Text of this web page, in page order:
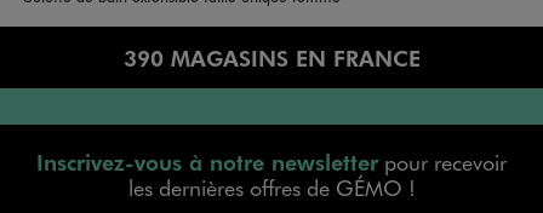
390 MAGASINS EN FRANCE
Inscrivez-vous à notre newsletterpour recevoir
les dernières offres de GÉMO !